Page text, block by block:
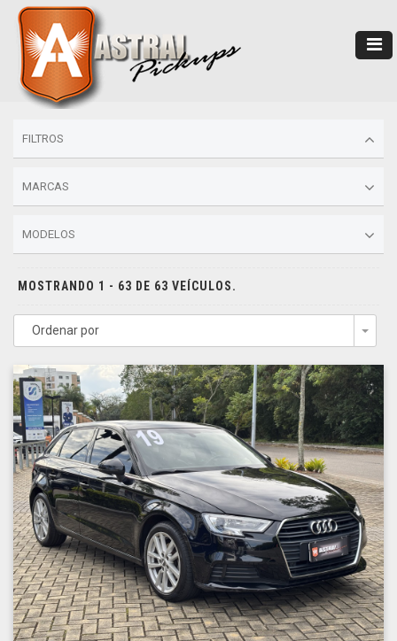
FILTROS
MARCAS
MODELOS
MOSTRANDO 1 - 63 DE 63 VEÍCULOS.
Ordenar por